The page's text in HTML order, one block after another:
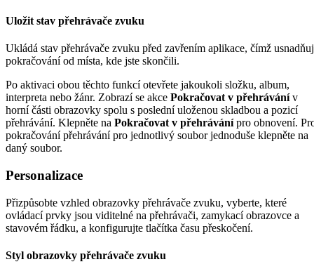
Uložit stav přehrávače zvuku
Ukládá stav přehrávače zvuku před zavřením aplikace, čímž
pokračování od místa, kde jste skončili.
Po aktivaci obou těchto funkcí otevřete jakoukoli složku, album,
interpreta nebo žánr. Zobrazí se akce Pokračovat v přehrávánív
horní části obrazovky spolu s poslední uloženou skladbou a pozicí
přehrávání. Klepněte na Pokračovat v přehrávánípro obnovení.
pokračování přehrávání pro jednotlivý soubor jednoduše klepněte na
daný soubor.
Personalizace
Přizpůsobte vzhled obrazovky přehrávače zvuku, vyberte, které
ovládací prvky jsou viditelné na přehrávači, zamykací obrazovce a
stavovém řádku, a konfigurujte tlačítka času přeskočení.
Styl obrazovky přehrávače zvuku